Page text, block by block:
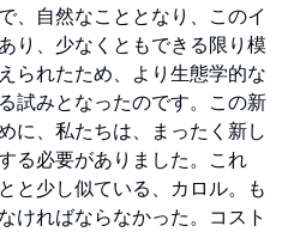
、自然なこととなり、このイ
り、少なくともできる限り模
られたため、より生態学的な
試みとなったのです。この新
に、私たちは、まったく新し
る必要がありました。これ
と少し似ている、カロル。も
ければならなかった。コスト